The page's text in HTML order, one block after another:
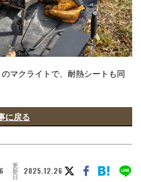
マクライトで、耐熱シートも同
に戻る
更
新
日
2025.12.26